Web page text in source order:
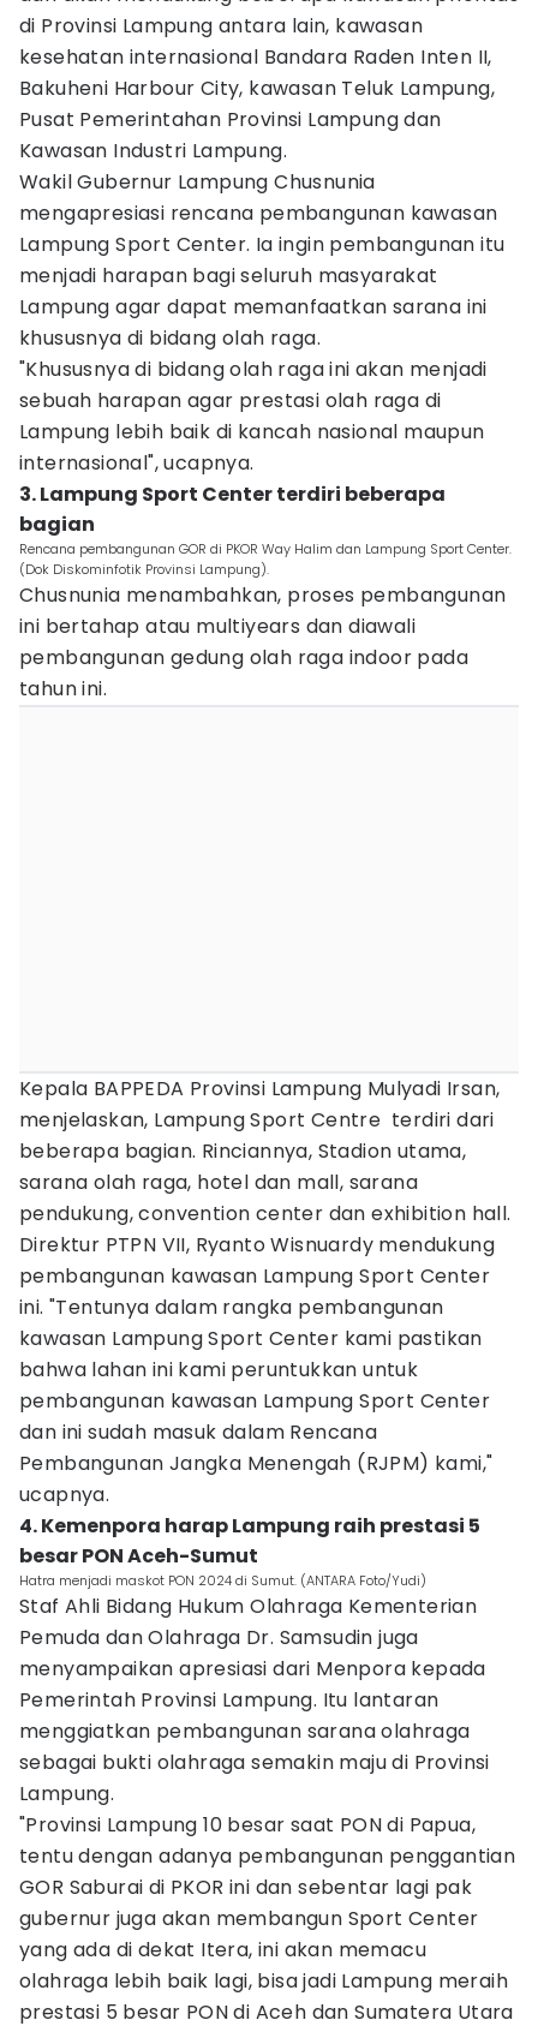
di Provinsi Lampung antara lain, kawasan
kesehatan internasional Bandara Raden Inten II,
Bakuheni Harbour City, kawasan Teluk Lampung,
Pusat Pemerintahan Provinsi Lampung dan
Kawasan Industri Lampung.
Wakil Gubernur Lampung Chusnunia
mengapresiasi rencana pembangunan kawasan
Lampung Sport Center. Ia ingin pembangunan itu
menjadi harapan bagi seluruh masyarakat
Lampung agar dapat memanfaatkan sarana ini
khususnya di bidang olah raga.
"Khususnya di bidang olah raga ini akan menjadi
sebuah harapan agar prestasi olah raga di
Lampung lebih baik di kancah nasional maupun
internasional", ucapnya.
3. Lampung Sport Center terdiri beberapa
bagian
Rencana pembangunan GOR di PKOR Way Halim dan Lampung Sport Center.
(Dok Diskominfotik Provinsi Lampung).
Chusnunia menambahkan, proses pembangunan
ini bertahap atau multiyears dan diawali
pembangunan gedung olah raga indoor pada
tahun ini.
Kepala BAPPEDA Provinsi Lampung Mulyadi Irsan,
menjelaskan, Lampung Sport Centre terdiri dari
beberapa bagian. Rinciannya, Stadion utama,
sarana olah raga, hotel dan mall, sarana
pendukung, convention center dan exhibition hall.
Direktur PTPN VII, Ryanto Wisnuardy mendukung
pembangunan kawasan Lampung Sport Center
ini. "Tentunya dalam rangka pembangunan
kawasan Lampung Sport Center kami pastikan
bahwa lahan ini kami peruntukkan untuk
pembangunan kawasan Lampung Sport Center
dan ini sudah masuk dalam Rencana
Pembangunan Jangka Menengah (RJPM) kami,"
ucapnya.
4. Kemenpora harap Lampung raih prestasi 5
besar PON Aceh-Sumut
Hatra menjadi maskot PON 2024 di Sumut. (ANTARA Foto/Yudi)
Staf Ahli Bidang Hukum Olahraga Kementerian
Pemuda dan Olahraga Dr. Samsudin juga
menyampaikan apresiasi dari Menpora kepada
Pemerintah Provinsi Lampung. Itu lantaran
menggiatkan pembangunan sarana olahraga
sebagai bukti olahraga semakin maju di Provinsi
Lampung.
"Provinsi Lampung 10 besar saat PON di Papua,
tentu dengan adanya pembangunan penggantian
GOR Saburai di PKOR ini dan sebentar lagi pak
gubernur juga akan membangun Sport Center
yang ada di dekat Itera, ini akan memacu
olahraga lebih baik lagi, bisa jadi Lampung meraih
prestasi 5 besar PON di Aceh dan Sumatera Utara